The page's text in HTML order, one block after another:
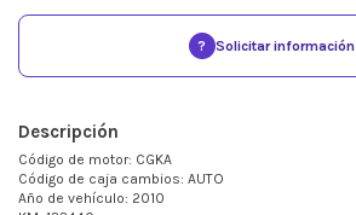
? Solicitar información
Descripción
Código de motor: CGKA
Código de caja cambios: AUTO
Año de vehículo: 2010